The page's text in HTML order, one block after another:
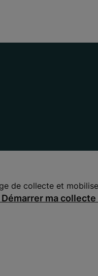
de collecte et
Démarrer ma collecte